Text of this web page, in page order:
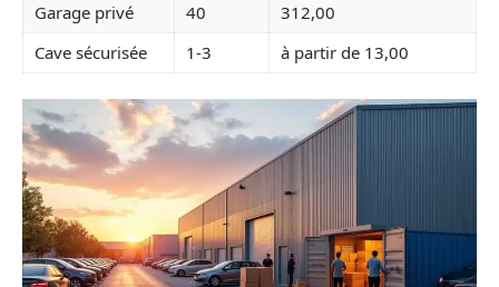
Garage privé
40
312,00
Cave sécurisée
1-3 à partir de 13,00